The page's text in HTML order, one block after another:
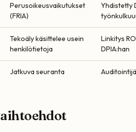
Perusoikeusvaikutukset
(FRIA)
Yhdistetty
Tekoäly käsittelee usein
henkilötietoja
Linkitys
DPIA:han
Jatkuva seuranta